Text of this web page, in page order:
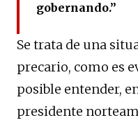
gobernando.”
Se trata de una
precario, como es
posible entender,
presidente